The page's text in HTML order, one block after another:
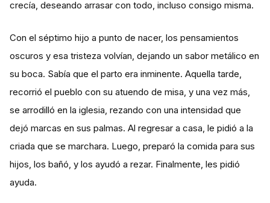
crecía, deseando arrasar con todo, incluso consigo misma.
Con el séptimo hijo a punto de nacer, los pensamientos
oscuros y esa tristeza volvían, dejando un sabor metálico en
su boca. Sabía que el parto era inminente. Aquella tarde,
recorrió el pueblo con su atuendo de misa, y una vez más,
se arrodilló en la iglesia, rezando con una intensidad que
dejó marcas en sus palmas. Al regresar a casa, le pidió a la
criada que se marchara. Luego, preparó la comida para sus
hijos, los bañó, y los ayudó a rezar. Finalmente, les pidió
ayuda.